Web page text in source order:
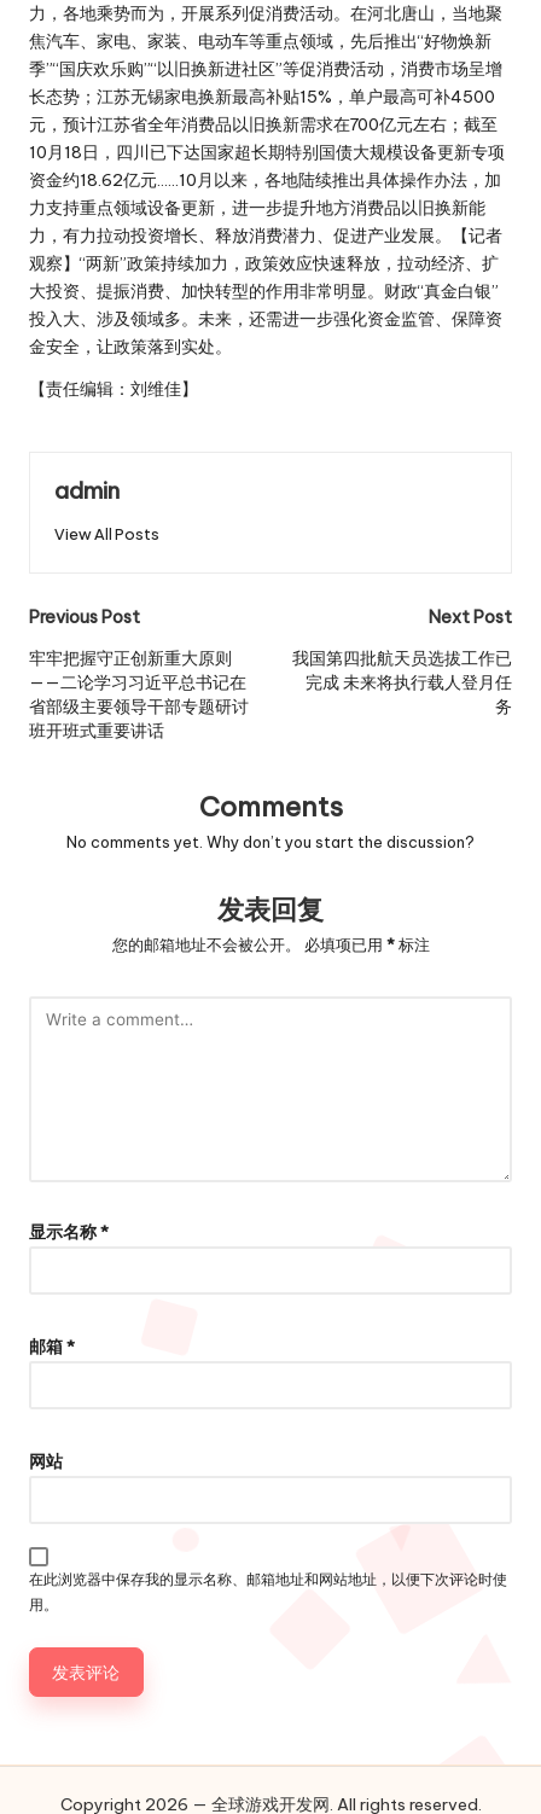
力，各地乘势而为，开展系列促消费活动。在河北唐山，当地聚
焦汽车、家电、家装、电动车等重点领域，先后推出“好物焕新
季”“国庆欢乐购”“以旧换新进社区”等促消费活动，消费市场呈增
长态势；江苏无锡家电换新最高补贴15%，单户最高可补4500
元，预计江苏省全年消费品以旧换新需求在700亿元左右；截至
10月18日，四川已下达国家超长期特别国债大规模设备更新专项
资金约18.62亿元……10月以来，各地陆续推出具体操作办法，加
力支持重点领域设备更新，进一步提升地方消费品以旧换新能
力，有力拉动投资增长、释放消费潜力、促进产业发展。【记者
观察】“两新”政策持续加力，政策效应快速释放，拉动经济、扩
大投资、提振消费、加快转型的作用非常明显。财政“真金白银”
投入大、涉及领域多。未来，还需进一步强化资金监管、保障资
金安全，让政策落到实处。
【责任编辑：刘维佳】
admin
View All Posts
Post
navigation
Previous Post
牢牢把握守正创新重大原则
——二论学习习近平总书记在
省部级主要领导干部专题研讨
班开班式重要讲话
Next Post
我国第四批航天员选拔工作已
完成 未来将执行载人登月任
务
Comments
No comments yet. Why don’t you start the discussion?
发表回复
您的邮箱地址不会被公开。 必填项已用 *标注
显示名称*
邮箱*
网站
在此浏览器中保存我的显示名称、邮箱地址和网站地址，以便下次评论时使
用。
Copyright 2026 — 全球游戏开发网. All rights reserved.